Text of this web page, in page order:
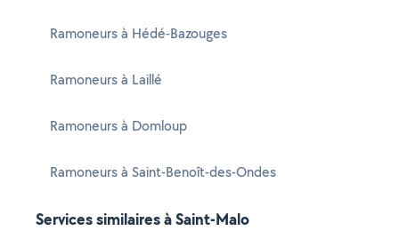
Ramoneurs à Hédé-Bazouges
Ramoneurs à Laillé
Ramoneurs à Domloup
Ramoneurs à Saint-Benoît-des-Ondes
Services similaires à Saint-Malo